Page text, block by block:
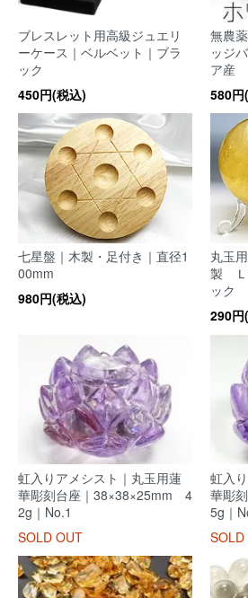
ブレスレット用高級ジュエリ
ーケース｜ベルベット｜ブラ
ック
450円(税込)
無農
ッジ
ア産
580円
七星盤｜木製・足付き｜直径1
00mm
980円(税込)
丸玉
製 Ｌ
ック
290円
虹入りアメシスト｜丸玉用蓮
華彫刻台座｜38×38×25mm 4
2g｜No.1
SOLD OUT
虹入
華彫
5g｜